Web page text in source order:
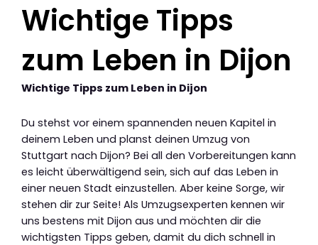
Wichtige Tipps
zum Leben in Dijon
Wichtige Tipps zum Leben in Dijon
Du stehst vor einem spannenden neuen Kapitel in
deinem Leben und planst deinen Umzug von
Stuttgart nach Dijon? Bei all den Vorbereitungen kann
es leicht überwältigend sein, sich auf das Leben in
einer neuen Stadt einzustellen. Aber keine Sorge, wir
stehen dir zur Seite! Als Umzugsexperten kennen wir
uns bestens mit Dijon aus und möchten dir die
wichtigsten Tipps geben, damit du dich schnell in